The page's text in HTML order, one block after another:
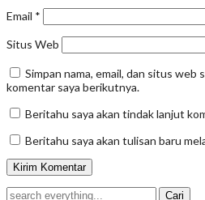
Email *
Situs Web
Simpan nama, email, dan situs web
komentar saya berikutnya.
Beritahu saya akan tindak lanjut
Beritahu saya akan tulisan baru